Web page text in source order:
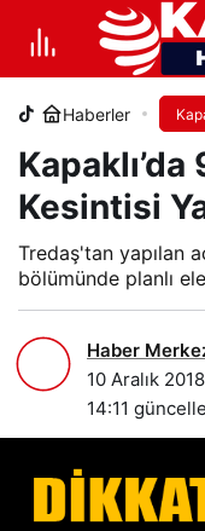
Haberler
Kesintisi
Tredaş'tan yapılan
bölümünde planlı
Haber
10 Aralık
14:11
Yaşanacak.